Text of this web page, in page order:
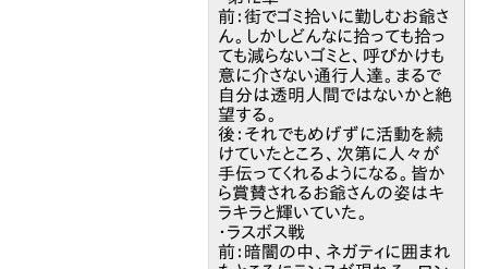
前：街でゴミ拾いに勤しむお爺さ
ん。しかしどんなに拾っても拾っ
ても減らないゴミと、呼びかけも
意に介さない通行人達。まるで
自分は透明人間ではないかと絶
望する。
後：それでもめげずに活動を続
けていたところ、次第に人々が
手伝ってくれるようになる。皆か
ら賞賛されるお爺さんの姿はキ
ラキラと輝いていた。
・ラスボス戦
前：暗闇の中、ネガティに囲まれ